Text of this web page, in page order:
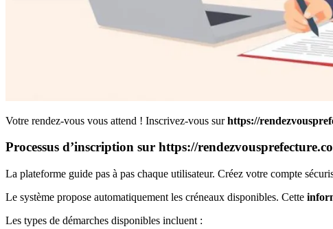
Votre rendez-vous vous attend ! Inscrivez-vous surhttps://
Processus d’inscription sur https://
La plateforme guide pas à pas chaque utilisateur. Créez votre compte
Le système propose automatiquement les créneaux disponibles. Cette
Les types de démarches disponibles incluent :